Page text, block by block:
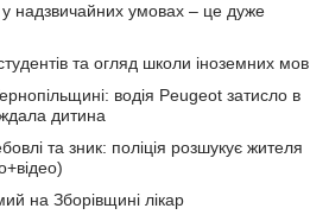
надзвичайних умовах – це дуже
та огляд школи іноземних мов
водія Peugeot затисло в
дитина
та зник: поліція розшукує жителя
на Зборівщині лікар